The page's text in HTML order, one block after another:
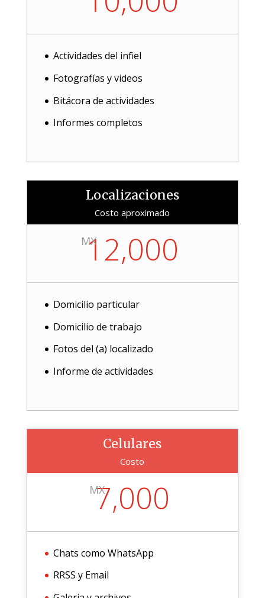
Actividades del infiel
Fotografías y videos
Bitácora de actividades
Informes completos
Localizaciones
Costo aproximado
MX
12,000
Domicilio particular
Domicilio de trabajo
Fotos del (a) localizado
Informe de actividades
Celulares
Costo
MX
7,000
Chats como WhatsApp
RRSS y Email